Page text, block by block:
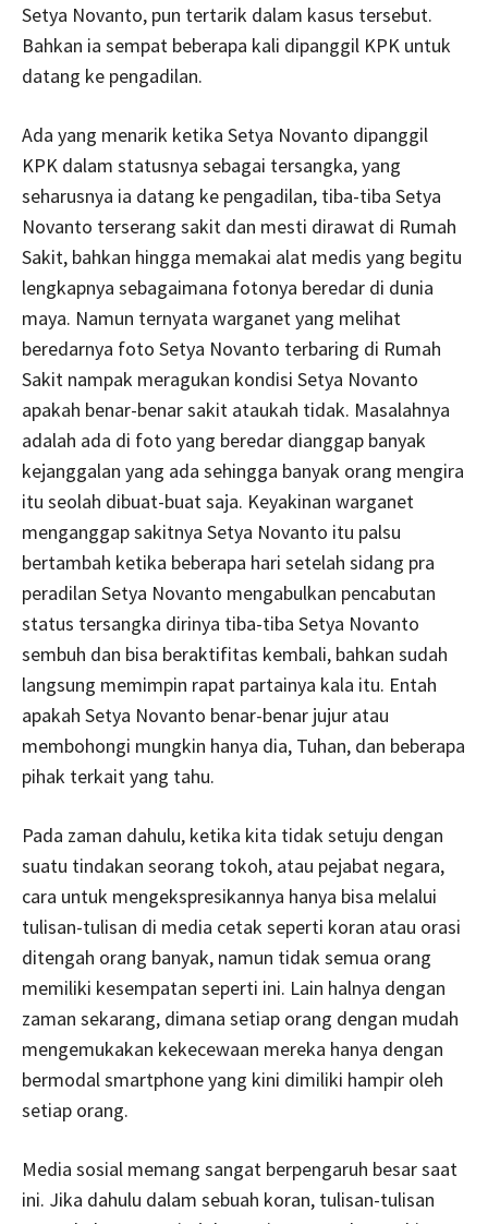
Setya Novanto, pun tertarik dalam kasus tersebut.
Bahkan ia sempat beberapa kali dipanggil KPK untuk
datang ke pengadilan.
Ada yang menarik ketika Setya Novanto dipanggil
KPK dalam statusnya sebagai tersangka, yang
seharusnya ia datang ke pengadilan, tiba-tiba Setya
Novanto terserang sakit dan mesti dirawat di Rumah
Sakit, bahkan hingga memakai alat medis yang begitu
lengkapnya sebagaimana fotonya beredar di dunia
maya. Namun ternyata warganet yang melihat
beredarnya foto Setya Novanto terbaring di Rumah
Sakit nampak meragukan kondisi Setya Novanto
apakah benar-benar sakit ataukah tidak. Masalahnya
adalah ada di foto yang beredar dianggap banyak
kejanggalan yang ada sehingga banyak orang mengira
itu seolah dibuat-buat saja. Keyakinan warganet
menganggap sakitnya Setya Novanto itu palsu
bertambah ketika beberapa hari setelah sidang pra
peradilan Setya Novanto mengabulkan pencabutan
status tersangka dirinya tiba-tiba Setya Novanto
sembuh dan bisa beraktifitas kembali, bahkan sudah
langsung memimpin rapat partainya kala itu. Entah
apakah Setya Novanto benar-benar jujur atau
membohongi mungkin hanya dia, Tuhan, dan beberapa
pihak terkait yang tahu.
Pada zaman dahulu, ketika kita tidak setuju dengan
suatu tindakan seorang tokoh, atau pejabat negara,
cara untuk mengekspresikannya hanya bisa melalui
tulisan-tulisan di media cetak seperti koran atau orasi
ditengah orang banyak, namun tidak semua orang
memiliki kesempatan seperti ini. Lain halnya dengan
zaman sekarang, dimana setiap orang dengan mudah
mengemukakan kekecewaan mereka hanya dengan
bermodal smartphone yang kini dimiliki hampir oleh
setiap orang.
Media sosial memang sangat berpengaruh besar saat
ini. Jika dahulu dalam sebuah koran, tulisan-tulisan